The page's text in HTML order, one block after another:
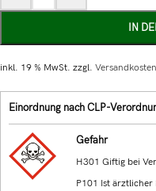
IN
inkl. 19 % MwSt. zzgl. Versandkosten
Einordnung nach CLP-
Gefahr
H301 Giftig bei
P101 Ist